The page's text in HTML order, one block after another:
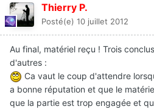
Thierry P.
Posté(e) 10 juillet 2012
Au final, matériel reçu ! Trois
d'autres :
Ca vaut le coup d'attendre
a bonne réputation et que le
que la partie est trop engagée et